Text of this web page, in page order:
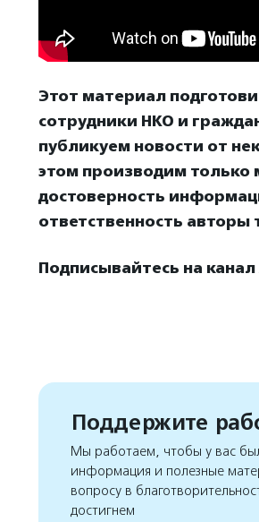
Этот материал
сотрудники НКО и
публикуем новости от
этом производим только
достоверность
ответственность авторы
Подписывайтесь на
Поддержите
Мы работаем, чтобы у вас
информация и полезные
вопросу в
достигнем